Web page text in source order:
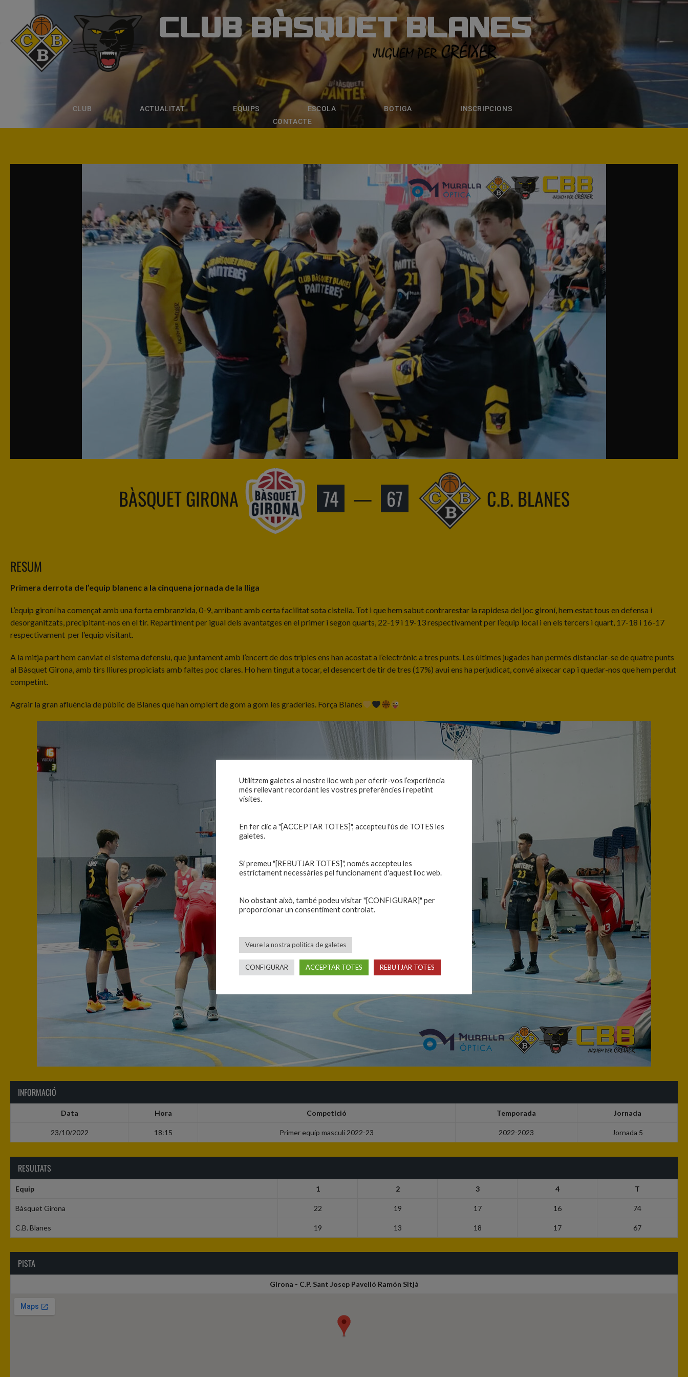
CLUB BÀSQUET BLANES
CLUB ACTUALITAT EQUIPS ESCOLA BOTIGA
INSCRIPCIONS
CONTACTE
CLUB BÀSQUET BLANES
ACTUALITAT ESCOLA BOTIGA INSCRIPCIONS
BÀSQUET GIRONA 74 — 67 C.B. BLANES
RESUM
Primera derrota de l’equip blanenc a la cinquena jornada de la lliga
L’equip gironí ha començat amb una forta embranzida, 0-9, arribant amb certa facilitat sota cistella. Tot i que hem sabut contrarestar la rapidesa del joc gironí, hem estat tous en defensa i
desorganitzats, precipitant-nos en el tir. Repartiment per igual dels avantatges en el primer i segon quarts, 22-19 i 19-13 respectivament per l’equip local i en els tercers i quart, 17-18 i 16-17
respectivament per l’equip visitant.
A la mitja part hem canviat el sistema defensiu, que juntament amb l’encert de dos triples ens han acostat a l’electrònic a tres punts. Les últimes jugades han permès distanciar-se de quatre punts
al Bàsquet Girona, amb tirs lliures propiciats amb faltes poc clares. Ho hem tingut a tocar, el desencert de tir de tres (17%) avui ens ha perjudicat, convé aixecar cap i quedar-nos que hem perdut
competint.
Agrair la gran afluència de públic de Blanes que han omplert de gom a gom les graderies. Força Blanes
INFORMACIÓ
Data Hora Competició Temporada Jornada
23/10/2022 18:15 Primer equip masculí 2022-23 2022-2023 Jornada 5
RESULTATS
Equip 1 2 3 4 T
Bàsquet Girona 22 19 17 16 74
C.B. Blanes 19 13 18 17 67
PISTA
Girona - C.P. Sant Josep Pavelló Ramón Sitjà
Utilitzem galetes al nostre lloc web per oferir-vos l’experiència
més rellevant recordant les vostres preferències i repetint
visites.
En fer clic a "[ACCEPTAR TOTES]", accepteu l'ús de TOTES les
galetes.
Si premeu "[REBUTJAR TOTES]", només accepteu les
estrictament necessàries pel funcionament d'aquest lloc web.
No obstant això, també podeu visitar "[CONFIGURAR]" per
proporcionar un consentiment controlat.
Veure la nostra política de galetes
CONFIGURAR ACCEPTAR TOTES REBUTJAR TOTES